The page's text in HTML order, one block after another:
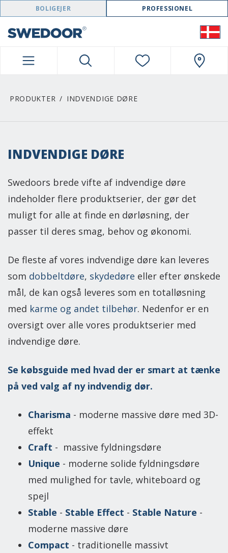
SWEDOOR NAVIGATION
BOLIGEJER PROFESSIONEL
PRODUKTER INDVENDIGE DØRE
INDVENDIGE DØRE
Swedoors brede vifte af indvendige døre
indeholder flere produktserier, der gør det
muligt for alle at finde en dørløsning, der
passer til deres smag, behov og økonomi.
De fleste af vores indvendige døre kan leveres
som dobbeltdøre, skydedøre eller efter ønskede
mål, de kan også leveres som en totalløsning
med karme og andet tilbehør. Nedenfor er en
oversigt over alle vores produktserier med
indvendige døre.
Se købsguide med hvad der er smart at tænke
på ved valg af ny indvendig dør.
Charisma - moderne massive døre med 3D-
effekt
Craft - massive fyldningsdøre
Unique - moderne solide fyldningsdøre
med mulighed for tavle, whiteboard og
spejl
Stable - Stable Effect - Stable Nature -
moderne massive døre
Compact - traditionelle massivt